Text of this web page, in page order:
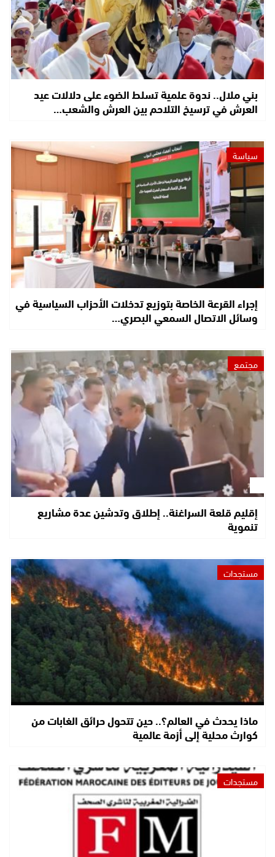
بني ملال.. ندوة علمية تسلط الضوء على دلالات عيد
العرش في ترسيخ التلاحم بين العرش والشعب…
سياسة
إجراء القرعة الخاصة بتوزيع تدخلات الأحزاب السياسية في
وسائل الاتصال السمعي البصري…
مجتمع
إقليم قلعة السراغنة.. إطلاق وتدشين عدة مشاريع
تنموية
مستجدات
ماذا يحدث في العالم؟.. حين تتحول حرائق الغابات من
كوارث محلية إلى أزمة عالمية
مستجدات